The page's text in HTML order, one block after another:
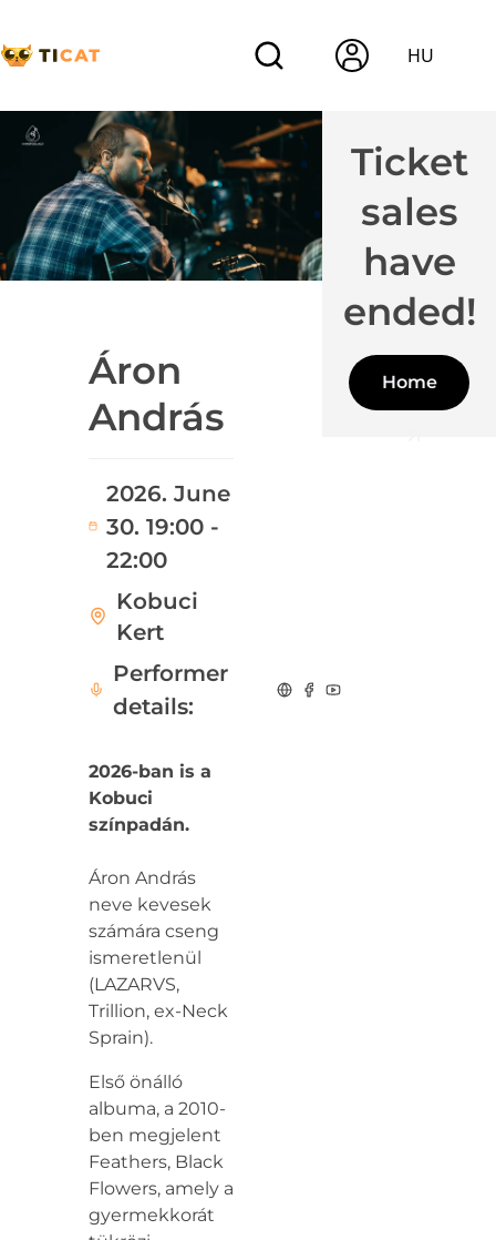
HU
Áron
András
2026. June
30. 19:00 -
22:00
Kobuci
Kert
Performer
details:
Ticket
sales
have
ended!
Home
2026-ban is a
Kobuci
színpadán.
Áron András
neve kevesek
számára cseng
ismeretlenül
(LAZARVS,
Trillion, ex-Neck
Sprain).
Első önálló
albuma, a 2010-
ben megjelent
Feathers, Black
Flowers, amely a
gyermekkorát